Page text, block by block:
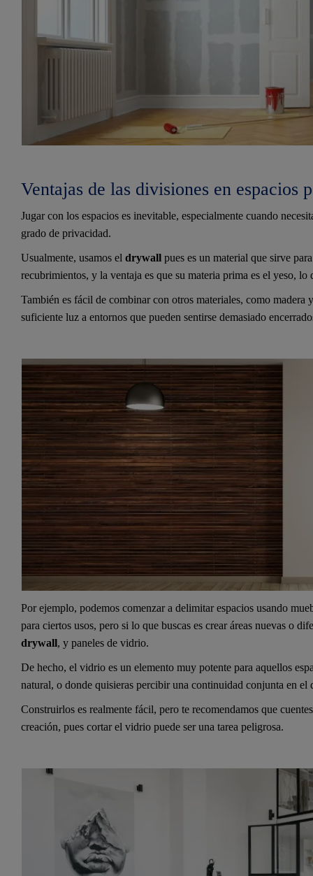
Ventajas de las divisiones en espacios
Jugar con los espacios es inevitable, especialmente cuando
grado de privacidad.
Usualmente, usamos eldrywall pues es un material que sirve
recubrimientos, y la ventaja es que su materia prima es el yeso,
También es fácil de combinar con otros materiales, como
suficiente luz a entornos que pueden sentirse demasiado
Por ejemplo, podemos comenzar a delimitar espacios usando
para ciertos usos, pero si lo que buscas es crear áreas nuevas o
drywall, y paneles de vidrio.
De hecho, el vidrio es un elemento muy potente para aquellos
natural, o donde quisieras percibir una continuidad conjunta en el
Construirlos es realmente fácil, pero te recomendamos que
creación, pues cortar el vidrio puede ser una tarea peligrosa.